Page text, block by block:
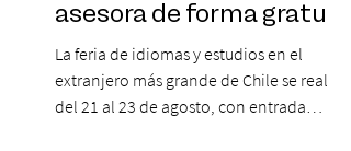
asesora de forma gratuita
La feria de idiomas y estudios en el
extranjero más grande de Chile se realizará
del 21 al 23 de agosto, con entrada